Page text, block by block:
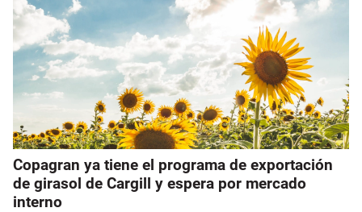
Copagran ya tiene el programa de exportación
de girasol de Cargill y espera por mercado
interno